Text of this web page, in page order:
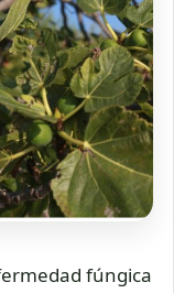
fúngica